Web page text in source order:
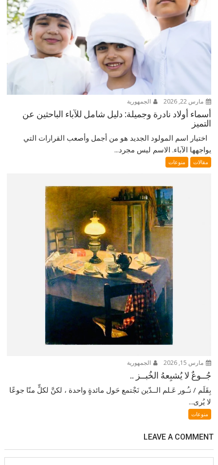
مارس 22, 2026 الجمهورية
أسماء أولاد نادرة وجميلة: دليل شامل للآباء الباحثين عن
التميز
اختيار اسم المولود الجديد هو من أجمل وأصعب القرارات التي
يواجهها الآباء. الاسم ليس مجرد...
مقالات منوعات
مارس 15, 2026 الجمهورية
جُــوعٌ لا يُشبِعهُ الخُبــز ..
بِقَلَم / نـُـور عَـلم الــدّين نَجْتمع حَول مائدةٍ واحدة ، لكنَّ لكلٍّ منّا جوعًا
لا يُرى...
منوعات
LEAVE A COMMENT